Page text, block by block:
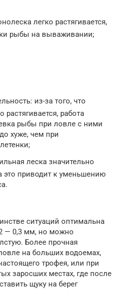
легко растягивается,
рыбы на вываживании;
из-за того, что
работа
рыбы при ловле с ними
хуже, чем при
леска значительно
это приводит к уменьшению
ситуаций оптимальна
— 0,3 мм, но можно
Более прочная
на больших водоемах,
трофея, или при
заросших местах, где после
щуку на берег